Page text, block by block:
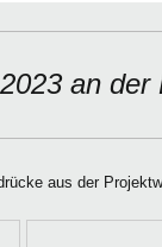
an der
aus der